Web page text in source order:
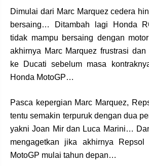
Dimulai dari Marc Marquez cedera
bersaing… Ditambah lagi Honda
tidak mampu bersaing dengan
akhirnya Marc Marquez frustrasi
ke Ducati sebelum masa
Honda MotoGP…
Pasca kepergian Marc Marquez,
tentu semakin terpuruk dengan dua
yakni Joan Mir dan Luca Marini…
mengagetkan jika akhirnya Repsol
MotoGP mulai tahun depan…